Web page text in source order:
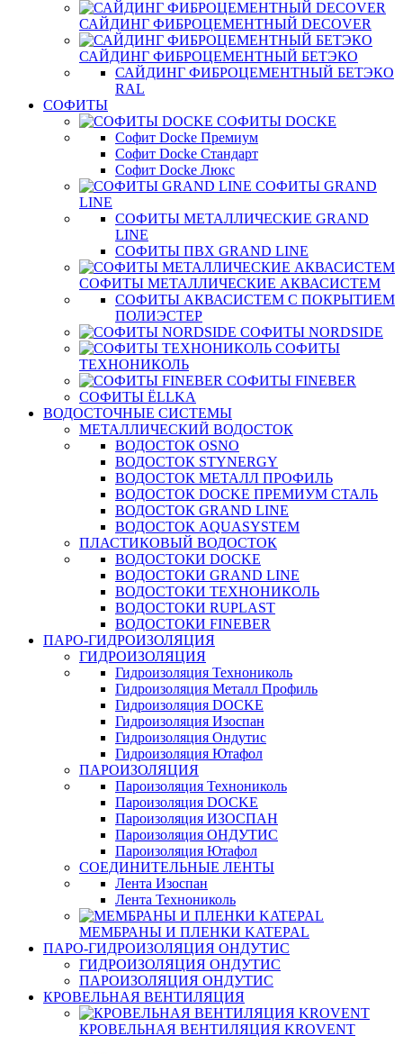
САЙДИНГ ФИБРОЦЕМЕНТНЫЙ DECOVER
САЙДИНГ ФИБРОЦЕМЕНТНЫЙ БЕТЭКО
САЙДИНГ ФИБРОЦЕМЕНТНЫЙ БЕТЭКО
RAL
СОФИТЫ
СОФИТЫ DOCKE
Софит Docke Премиум
Софит Docke Стандарт
Софит Docke Люкс
СОФИТЫ GRAND
LINE
СОФИТЫ МЕТАЛЛИЧЕСКИЕ GRAND
LINE
СОФИТЫ ПВХ GRAND LINE
СОФИТЫ МЕТАЛЛИЧЕСКИЕ АКВАСИСТЕМ
СОФИТЫ АКВАСИСТЕМ С ПОКРЫТИЕМ
ПОЛИЭСТЕР
СОФИТЫ NORDSIDE
СОФИТЫ
ТЕХНОНИКОЛЬ
СОФИТЫ FINEBER
СОФИТЫ ЁLLKA
ВОДОСТОЧНЫЕ СИСТЕМЫ
МЕТАЛЛИЧЕСКИЙ ВОДОСТОК
ВОДОСТОК OSNO
ВОДОСТОК STYNERGY
ВОДОСТОК МЕТАЛЛ ПРОФИЛЬ
ВОДОСТОК DOCKE ПРЕМИУМ СТАЛЬ
ВОДОСТОК GRAND LINE
ВОДОСТОК AQUASYSTEM
ПЛАСТИКОВЫЙ ВОДОСТОК
ВОДОСТОКИ DOCKE
ВОДОСТОКИ GRAND LINE
ВОДОСТОКИ ТЕХНОНИКОЛЬ
ВОДОСТОКИ RUPLAST
ВОДОСТОКИ FINEBER
ПАРО-ГИДРОИЗОЛЯЦИЯ
ГИДРОИЗОЛЯЦИЯ
Гидроизоляция Технониколь
Гидроизоляция Металл Профиль
Гидроизоляция DOCKE
Гидроизоляция Изоспан
Гидроизоляция Ондутис
Гидроизоляция Ютафол
ПАРОИЗОЛЯЦИЯ
Пароизоляция Технониколь
Пароизоляция DOCKE
Пароизоляция ИЗОСПАН
Пароизоляция ОНДУТИС
Пароизоляция Ютафол
СОЕДИНИТЕЛЬНЫЕ ЛЕНТЫ
Лента Изоспан
Лента Технониколь
МЕМБРАНЫ И ПЛЕНКИ KATEPAL
ПАРО-ГИДРОИЗОЛЯЦИЯ ОНДУТИС
ГИДРОИЗОЛЯЦИЯ ОНДУТИС
ПАРОИЗОЛЯЦИЯ ОНДУТИС
КРОВЕЛЬНАЯ ВЕНТИЛЯЦИЯ
КРОВЕЛЬНАЯ ВЕНТИЛЯЦИЯ KROVENT